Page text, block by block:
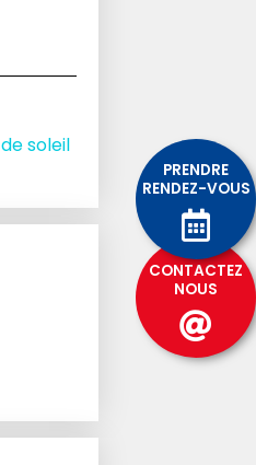
soleil
PRENDRE
RENDEZ-VOUS
CONTACTEZ
NOUS